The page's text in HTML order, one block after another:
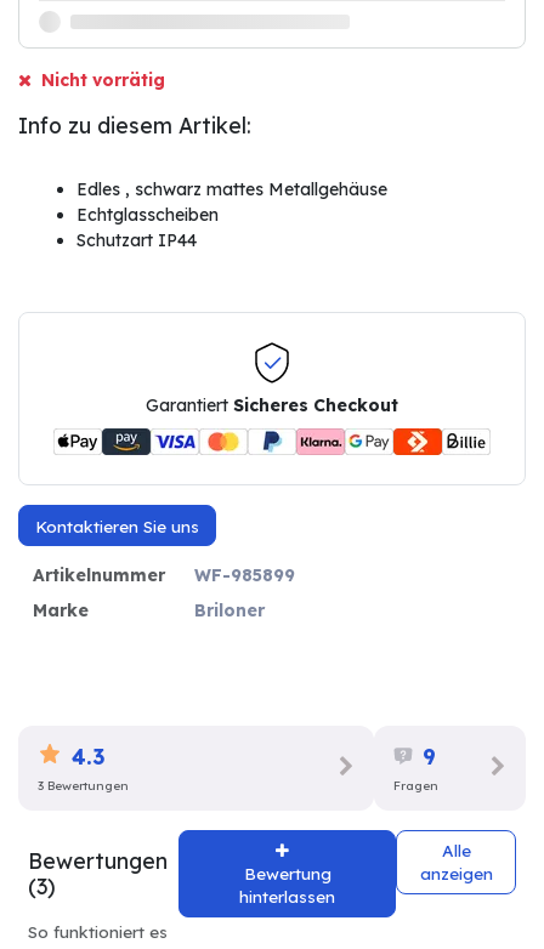
Nicht vorrätig
Info zu diesem Artikel:
Edles , schwarz mattes Metallgehäuse
Echtglasscheiben
Schutzart IP44
Garantiert Sicheres Checkout
Kontaktieren Sie uns
Artikelnummer
WF-985899
Marke
Briloner
4.3
3 Bewertungen
9
Fragen
Bewertungen
(3)
Bewertung
hinterlassen
Alle
anzeigen
So funktioniert es